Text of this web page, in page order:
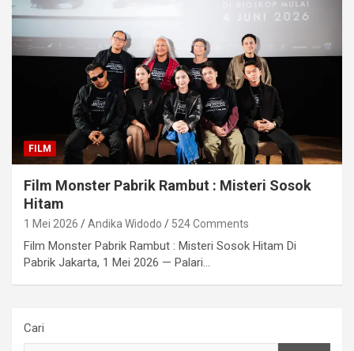
FILM
Film Monster Pabrik Rambut : Misteri Sosok
Hitam
1 Mei 2026 Andika Widodo 524 Comments
Film Monster Pabrik Rambut : Misteri Sosok Hitam Di
Pabrik Jakarta, 1 Mei 2026 — Palari…
Cari